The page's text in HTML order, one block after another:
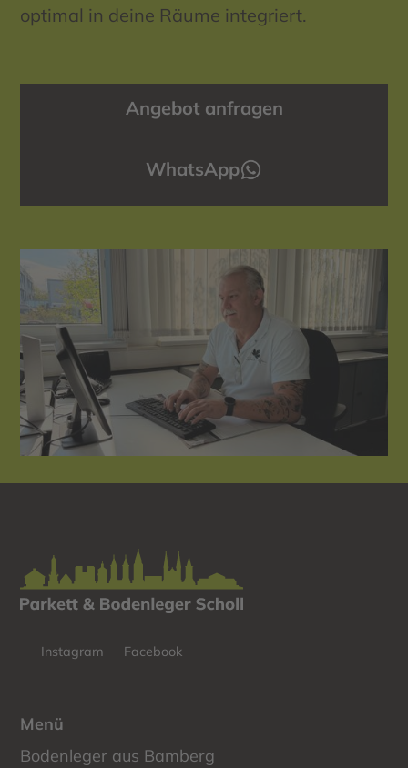
optimal in deine Räume integriert.
Angebot anfragen
WhatsApp
Instagram Facebook
Menü
Bodenleger aus Bamberg